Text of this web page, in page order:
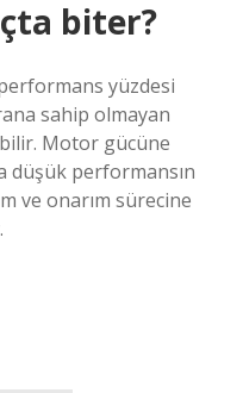
biter?
yüzdesi
sahip olmayan
Motor gücüne
düşük performansın
ve onarım sürecine